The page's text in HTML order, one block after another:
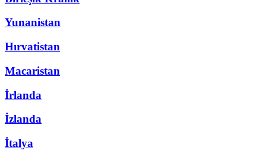
Yunanistan
Hırvatistan
Macaristan
İrlanda
İzlanda
İtalya